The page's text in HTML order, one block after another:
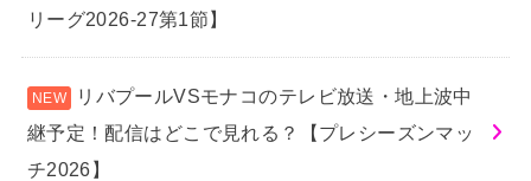
リーグ2026-27第1節】
リバプールVSモナコのテレビ放送・地上波中
継予定！配信はどこで見れる？【プレシーズンマッ
チ2026】